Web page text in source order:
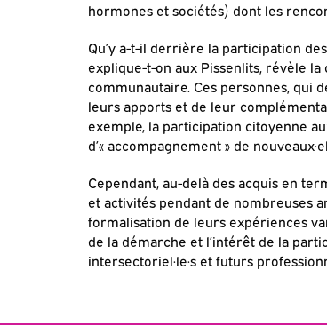
hormones et sociétés) dont les
Qu’y a-t-il derrière la participation
explique-t-on aux Pissenlits, révèle
communautaire. Ces personnes, qui
leurs apports et de leur
exemple, la participation citoyenne
d’« accompagnement » de
Cependant, au-delà des acquis en
et activités pendant de nombreuses
formalisation de leurs expériences
de la démarche et l’intérêt de la
intersectoriel·le·s et futurs